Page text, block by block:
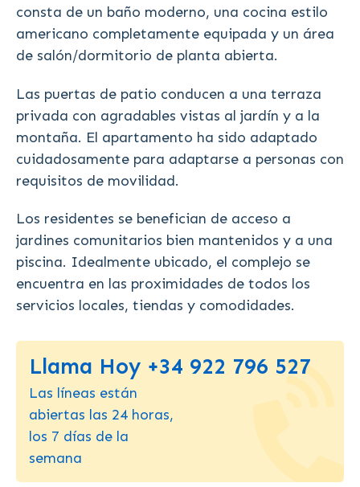
consta de un baño moderno, una cocina estilo
americano completamente equipada y un área
de salón/dormitorio de planta abierta.
Las puertas de patio conducen a una terraza
privada con agradables vistas al jardín y a la
montaña. El apartamento ha sido adaptado
cuidadosamente para adaptarse a personas con
requisitos de movilidad.
Los residentes se benefician de acceso a
jardines comunitarios bien mantenidos y a una
piscina. Idealmente ubicado, el complejo se
encuentra en las proximidades de todos los
servicios locales, tiendas y comodidades.
Llama Hoy +34 922 796 527
Las líneas están
abiertas las 24 horas,
los 7 días de la
semana